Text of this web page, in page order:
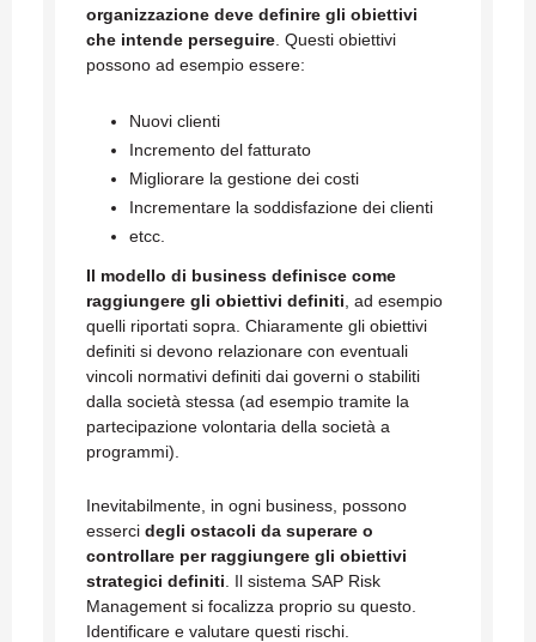
organizzazione deve definire gli obiettivi
che intende perseguire . Questi obiettivi
possono ad esempio essere:
Nuovi clienti
Incremento del fatturato
Migliorare la gestione dei costi
Incrementare la soddisfazione dei clienti
etcc.
Il modello di business definisce come
raggiungere gli obiettivi definiti , ad esempio
quelli riportati sopra. Chiaramente gli obiettivi
definiti si devono relazionare con eventuali
vincoli normativi definiti dai governi o stabiliti
dalla società stessa (ad esempio tramite la
partecipazione volontaria della società a
programmi).
Inevitabilmente, in ogni business, possono
esserci degli ostacoli da superare o
controllare per raggiungere gli obiettivi
strategici definiti . Il sistema SAP Risk
Management si focalizza proprio su questo.
Identificare e valutare questi rischi.